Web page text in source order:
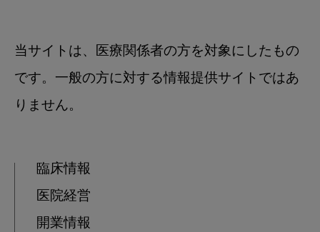
当サイトは、医療関係者の方を対象にしたもの
です。一般の方に対する情報提供サイトではあ
りません。
臨床情報
医院経営
開業情報